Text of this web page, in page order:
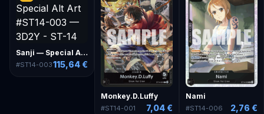
Sanji — Special Alt Art
#ST14-003115,64 €
Monkey.D.Luffy
#ST14-001 7,04 €
Nami
#ST14-006 2,76 €